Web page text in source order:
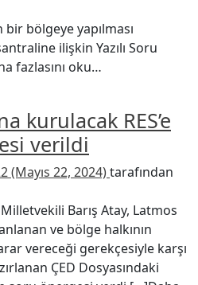
bir bölgeye yapılması
ilişkin Yazılı Soru
fazlasını oku…
kurulacak RES’e
verildi
(Mayıs 22, 2024)tarafından
Barış Atay, Latmos
ve bölge halkının
vereceği gerekçesiyle karşı
ÇED Dosyasındaki